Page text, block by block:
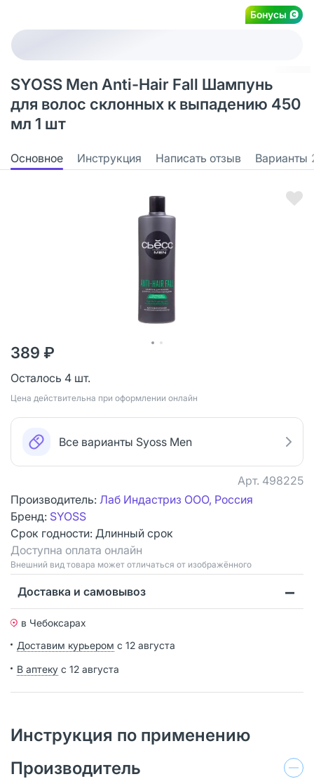
Бонусы
SYOSS Men Anti-Hair Fall Шампунь
для волос склонных к выпадению 450
мл 1 шт
Основное Инструкция Написать отзыв Варианты
389 ₽
Осталось 4 шт.
Цена действительна при оформлении онлайн
Все варианты Syoss Men
Арт. 498225
Производитель: Лаб Индастриз ООО, Россия
Бренд: SYOSS
Срок годности: Длинный срок
Доступна оплата онлайн
Bнешний вид товара может отличаться от изображённого
Доставка и самовывоз
в Чебоксарах
Доставим курьером с 12 августа
В аптеку с 12 августа
Инструкция по применению
Производитель